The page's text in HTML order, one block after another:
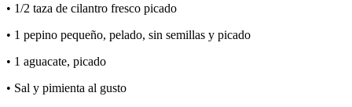
• 1/2 taza de cilantro fresco picado
• 1 pepino pequeño, pelado, sin semillas y picado
• 1 aguacate, picado
• Sal y pimienta al gusto